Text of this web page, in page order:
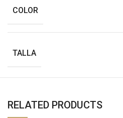
COLOR
TALLA
RELATED PRODUCTS